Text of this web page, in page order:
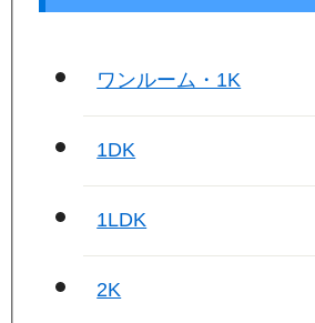
ワンルーム・1K
1DK
1LDK
2K